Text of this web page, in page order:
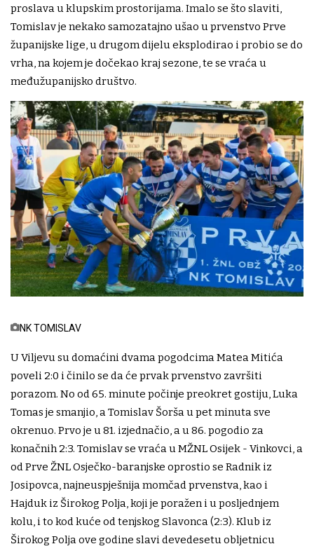
proslava u klupskim prostorijama. Imalo se što slaviti,
Tomislav je nekako samozatajno ušao u prvenstvo Prve
županijske lige, u drugom dijelu eksplodirao i probio se do
vrha, na kojem je dočekao kraj sezone, te se vraća u
međužupanijsko društvo.
NK TOMISLAV
U Viljevu su domaćini dvama pogodcima Matea Mitića
poveli 2:0 i činilo se da će prvak prvenstvo završiti
porazom. No od 65. minute počinje preokret gostiju, Luka
Tomas je smanjio, a Tomislav Šorša u pet minuta sve
okrenuo. Prvo je u 81. izjednačio, a u 86. pogodio za
konačnih 2:3. Tomislav se vraća u MŽNL Osijek - Vinkovci, a
od Prve ŽNL Osječko-baranjske oprostio se Radnik iz
Josipovca, najneuspješnija momčad prvenstva, kao i
Hajduk iz Širokog Polja, koji je poražen i u posljednjem
kolu, i to kod kuće od tenjskog Slavonca (2:3). Klub iz
Širokog Polja ove godine slavi devedesetu obljetnicu